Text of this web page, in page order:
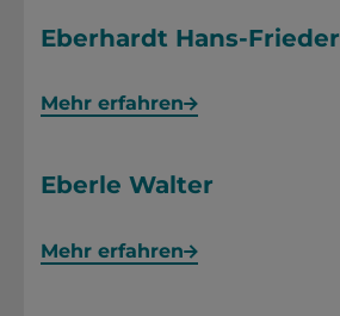
Eberhardt Hans-Frieder
Mehr erfahren
Eberle Walter
Mehr erfahren